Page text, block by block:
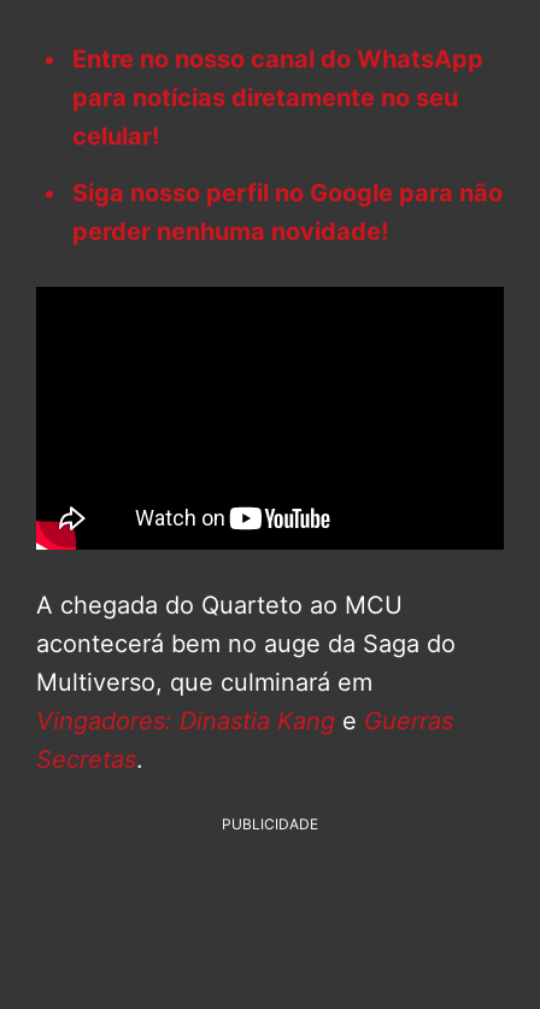
Entre no nosso canal do WhatsApp
para notícias diretamente no seu
celular!
Siga nosso perfil no Google para não
perder nenhuma novidade!
A chegada do Quarteto ao MCU
acontecerá bem no auge da Saga do
Multiverso, que culminará em
Vingadores: Dinastia Kang e Guerras
Secretas.
PUBLICIDADE